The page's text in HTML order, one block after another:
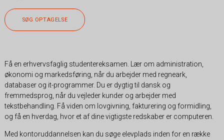
SØG OPTAGELSE
Få en erhvervsfaglig studentereksamen. Lær om administration,
økonomi og markedsføring, når du arbejder med regneark,
databaser og it-programmer. Du er dygtig til dansk og
fremmedsprog, når du vejleder kunder og arbejder med
tekstbehandling. Få viden om lovgivning, fakturering og formidling,
og få en hverdag, hvor et af dine vigtigste redskaber er computeren.
Med kontoruddannelsen kan du søge elevplads inden for en række